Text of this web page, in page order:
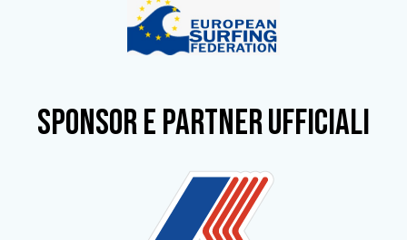
SPONSOR e partner ufficiali